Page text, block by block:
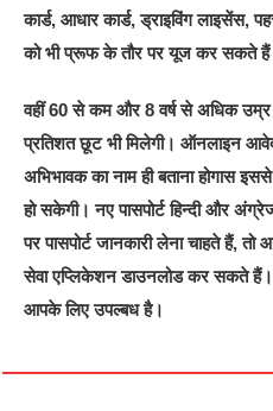
कार्ड, आधार कार्ड, ड्राइविंग लाइसेंस,
को भी प्रूफ के तौर पर यूज कर सकते
वहीं 60 से कम और 8 वर्ष से अधिक उम्र
प्रतिशत छूट भी मिलेगी। ऑनलाइन
अभिभावक का नाम ही बताना होगास
हो सकेगी। नए पासपोर्ट हिन्दी और
पर पासपोर्ट जानकारी लेना चाहते हैं,
सेवा एप्लिकेशन डाउनलोड कर सकते
आपके लिए उपल्बध है।